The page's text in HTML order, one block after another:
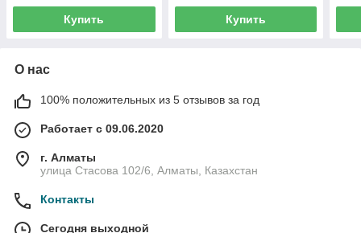
Купить Купить
О нас
100% положительных из 5 отзывов за год
Работает с 09.06.2020
г. Алматы
улица Стасова 102/6, Алматы, Казахстан
Контакты
Сегодня выходной